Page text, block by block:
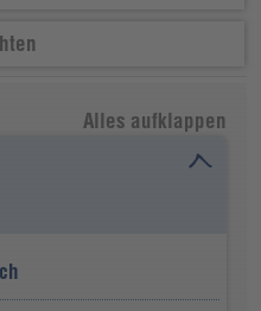
Alles aufklappen